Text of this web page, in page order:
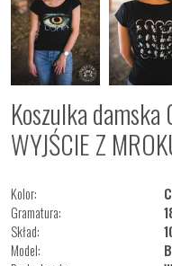
Koszulka damska
WYJŚCIE Z
Kolor:
Gramatura:
Skład:
Model: